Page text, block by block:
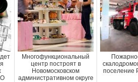
Многофункциональный
центр построят в
Новомосковском
административном округе
поселение